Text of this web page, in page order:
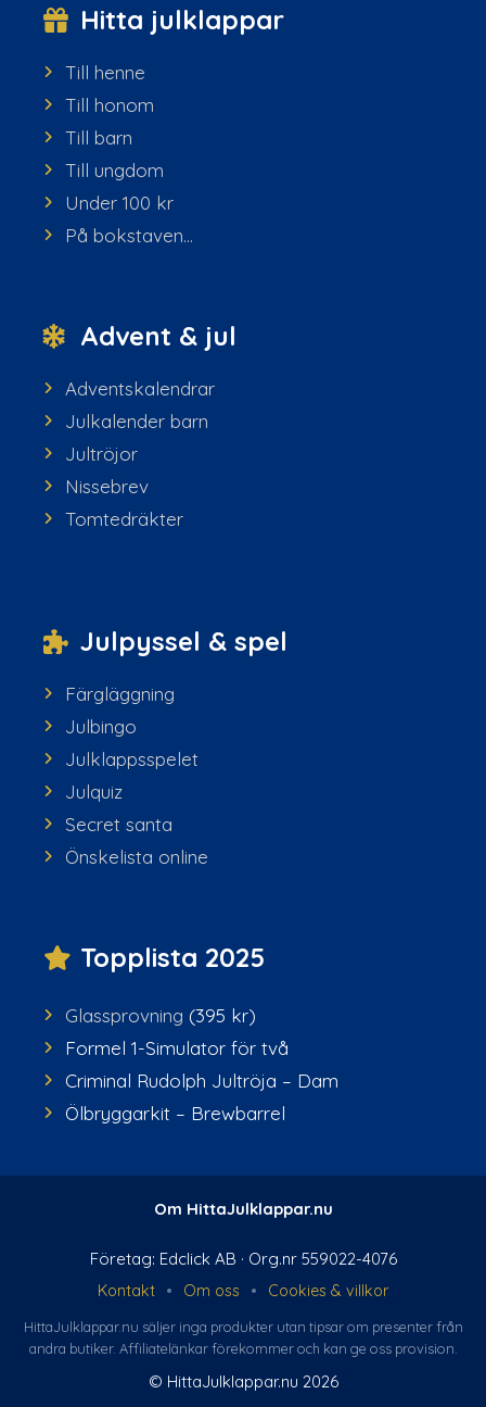
Hitta julklappar
Till henne
Till honom
Till barn
Till ungdom
Under 100 kr
På bokstaven...
Advent & jul
Adventskalendrar
Julkalender barn
Jultröjor
Nissebrev
Tomtedräkter
Julpyssel & spel
Färgläggning
Julbingo
Julklappsspelet
Julquiz
Secret santa
Önskelista online
Topplista 2025
Glassprovning (395 kr)
Formel 1-Simulator för två
Criminal Rudolph Jultröja – Dam
Ölbryggarkit – Brewbarrel
Om HittaJulklappar.nu
Företag: Edclick AB · Org.nr 559022-4076
Kontakt • Om oss • Cookies & villkor
HittaJulklappar.nu säljer inga produkter utan tipsar om presenter från
andra butiker. Affiliate­länkar förekommer och kan ge oss provision.
© HittaJulklappar.nu 2026